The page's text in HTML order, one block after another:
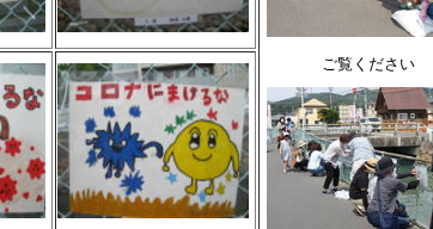
ご覧ください